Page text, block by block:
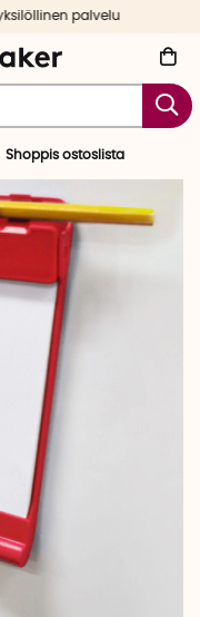
palvelu
Shoppis ostoslista